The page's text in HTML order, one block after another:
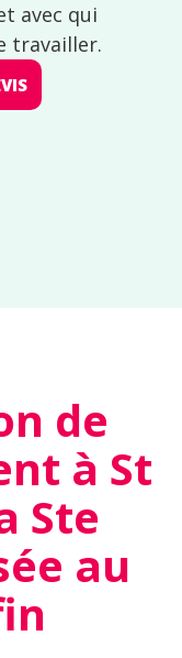
avec qui
travailler.
de
à St
Ste
au